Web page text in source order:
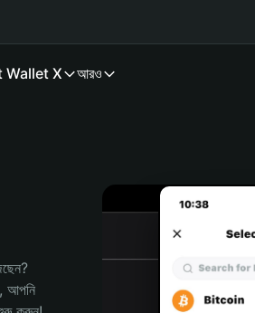
Wallet X আরও
আপনি